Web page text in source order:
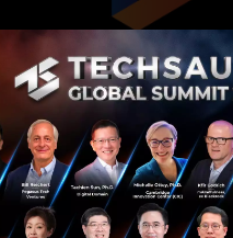
that make it difficult
to maximize their app
that app publishers face is
build a great app and want